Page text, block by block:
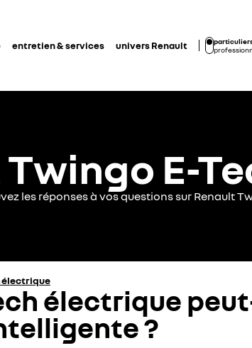
entretien & services univers Renault
E-
les réponses à vos questions sur Renault
électrique
électrique
?